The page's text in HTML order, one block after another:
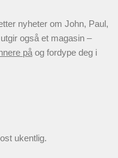
nyheter om John, Paul,
også et magasin –
på og fordype deg i
ukentlig.